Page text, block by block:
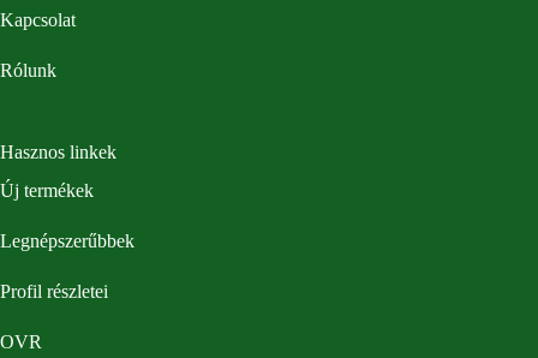
Kapcsolat
Rólunk
Hasznos linkek
Új termékek
Legnépszerűbbek
Profil részletei
OVR